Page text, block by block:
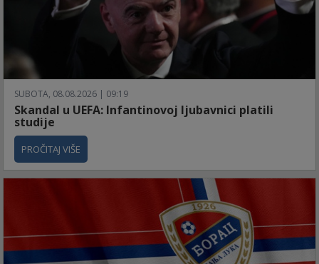
SUBOTA, 08.08.2026 | 09:19
Skandal u UEFA: Infantinovoj ljubavnici platili
studije
PROČITAJ VIŠE